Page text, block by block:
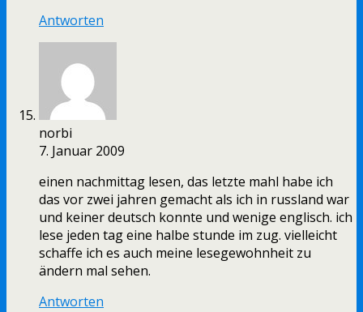
Antworten
norbi
7. Januar 2009
einen nachmittag lesen, das letzte mahl habe ich
das vor zwei jahren gemacht als ich in russland war
und keiner deutsch konnte und wenige englisch. ich
lese jeden tag eine halbe stunde im zug. vielleicht
schaffe ich es auch meine lesegewohnheit zu
ändern mal sehen.
Antworten